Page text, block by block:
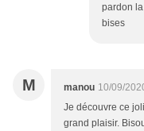
pardon
bises
M manou 10/09/
Je découvre ce
grand plaisir.